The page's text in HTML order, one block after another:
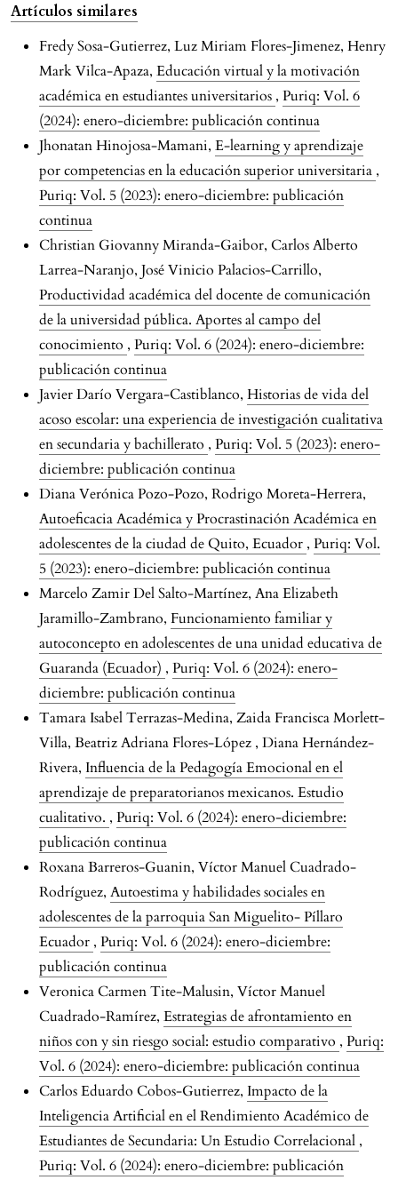
Artículos similares
Fredy Sosa-Gutierrez, Luz Miriam Flores-Jimenez, Henry
Mark Vilca-Apaza, Educación virtual y la motivación
académica en estudiantes universitarios , Puriq: Vol. 6
(2024): enero-diciembre: publicación continua
Jhonatan Hinojosa-Mamani, E-learning y aprendizaje
por competencias en la educación superior universitaria ,
Puriq: Vol. 5 (2023): enero-diciembre: publicación
continua
Christian Giovanny Miranda-Gaibor, Carlos Alberto
Larrea-Naranjo, José Vinicio Palacios-Carrillo,
Productividad académica del docente de comunicación
de la universidad pública. Aportes al campo del
conocimiento , Puriq: Vol. 6 (2024): enero-diciembre:
publicación continua
Javier Darío Vergara-Castiblanco, Historias de vida del
acoso escolar: una experiencia de investigación cualitativa
en secundaria y bachillerato , Puriq: Vol. 5 (2023): enero-
diciembre: publicación continua
Diana Verónica Pozo-Pozo, Rodrigo Moreta-Herrera,
Autoeficacia Académica y Procrastinación Académica en
adolescentes de la ciudad de Quito, Ecuador , Puriq: Vol.
5 (2023): enero-diciembre: publicación continua
Marcelo Zamir Del Salto-Martínez, Ana Elizabeth
Jaramillo-Zambrano, Funcionamiento familiar y
autoconcepto en adolescentes de una unidad educativa de
Guaranda (Ecuador) , Puriq: Vol. 6 (2024): enero-
diciembre: publicación continua
Tamara Isabel Terrazas-Medina, Zaida Francisca Morlett-
Villa, Beatriz Adriana Flores-López , Diana Hernández-
Rivera, Influencia de la Pedagogía Emocional en el
aprendizaje de preparatorianos mexicanos. Estudio
cualitativo. , Puriq: Vol. 6 (2024): enero-diciembre:
publicación continua
Roxana Barreros-Guanin, Víctor Manuel Cuadrado-
Rodríguez, Autoestima y habilidades sociales en
adolescentes de la parroquia San Miguelito- Píllaro
Ecuador , Puriq: Vol. 6 (2024): enero-diciembre:
publicación continua
Veronica Carmen Tite-Malusin, Víctor Manuel
Cuadrado-Ramírez, Estrategias de afrontamiento en
niños con y sin riesgo social: estudio comparativo , Puriq:
Vol. 6 (2024): enero-diciembre: publicación continua
Carlos Eduardo Cobos-Gutierrez, Impacto de la
Inteligencia Artificial en el Rendimiento Académico de
Estudiantes de Secundaria: Un Estudio Correlacional ,
Puriq: Vol. 6 (2024): enero-diciembre: publicación